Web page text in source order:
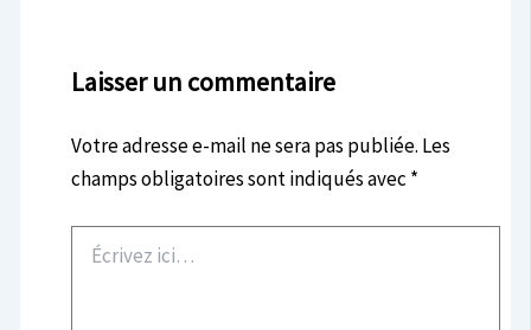
Laisser un commentaire
Votre adresse e-mail ne sera pas publiée. Les
champs obligatoires sont indiqués avec *
ici…